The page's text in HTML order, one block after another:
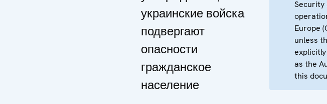
украинские войска
подвергают
опасности
гражданское
население
Security
Europe
unless
as the
this